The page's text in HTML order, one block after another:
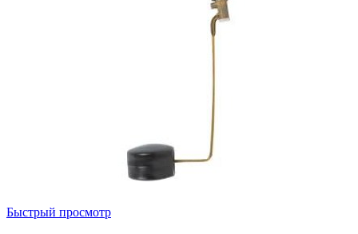
Быстрый просмотр